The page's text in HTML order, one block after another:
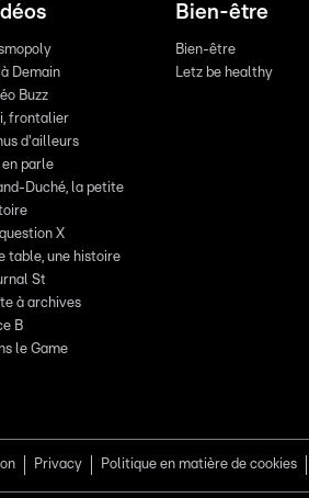
Demain
Buzz
frontalier
d'ailleurs
en parle
Duché, la petite
X
table, une histoire
St
à archives
B
le Game
Bien-être
Bien-être
Letz be healthy
Privacy Politique en matière de cookies